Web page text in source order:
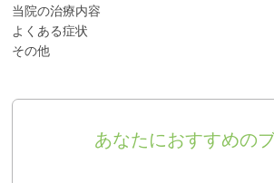
当院の治療内容
よくある症状
その他
あなたにおすすめの